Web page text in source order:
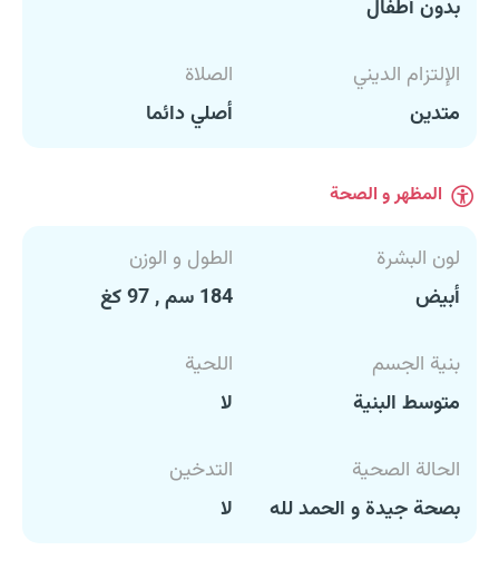
بدون أطفال
الإلتزام الديني
متدين
الصلاة
أصلي دائما
المظهر و الصحة
لون البشرة
أبيض
الطول و الوزن
184 سم , 97 كغ
بنية الجسم
متوسط البنية
اللحية
لا
الحالة الصحية
بصحة جيدة و الحمد لله
التدخين
لا